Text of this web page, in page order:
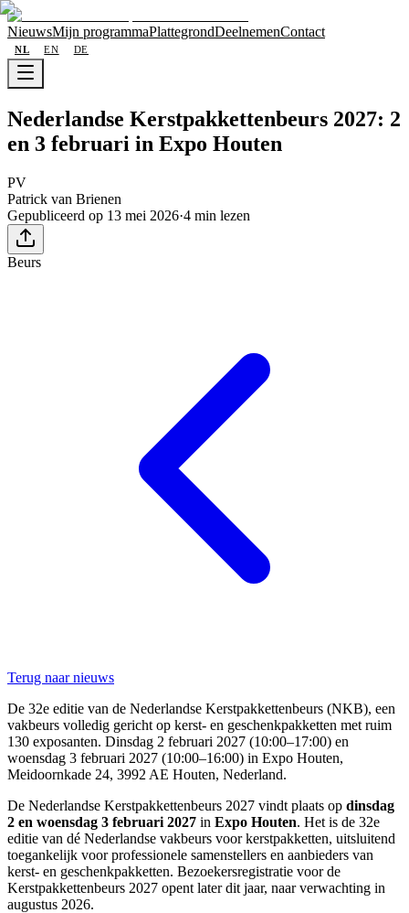
NieuwsMijn programmaPlattegrondDeelnemenContact
NL EN DE
Nederlandse Kerstpakkettenbeurs 2027: 2
en 3 februari in Expo Houten
PV
Patrick van Brienen
Gepubliceerd op 13 mei 2026·4 min lezen
Beurs
Terug naar nieuws
De 32e editie van de Nederlandse Kerstpakkettenbeurs (NKB), een
vakbeurs volledig gericht op kerst- en geschenkpakketten met ruim
130 exposanten. Dinsdag 2 februari 2027 (10:00–17:00) en
woensdag 3 februari 2027 (10:00–16:00) in Expo Houten,
Meidoornkade 24, 3992 AE Houten, Nederland.
De Nederlandse Kerstpakkettenbeurs 2027 vindt plaats op dinsdag
2 en woensdag 3 februari 2027 in Expo Houten. Het is de 32e
editie van dé Nederlandse vakbeurs voor kerstpakketten, uitsluitend
toegankelijk voor professionele samenstellers en aanbieders van
kerst- en geschenkpakketten. Bezoekersregistratie voor de
Kerstpakkettenbeurs 2027 opent later dit jaar, naar verwachting in
augustus 2026.